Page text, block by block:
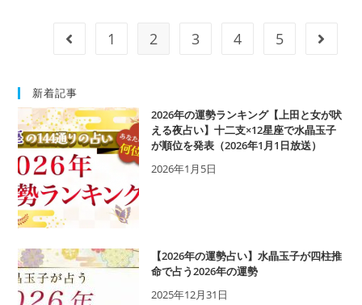
い
方
晶
玉
子
占
う
あ
た
の
前のページヘ
1 2 3 4 5 次のペ
新着記事
2026年の運勢ランキング【上田と女が吠
える夜占い】十二支×12星座で水晶玉子
が順位を発表（2026年1月1日放送）
2026年1月5日
【2026年の運勢占い】水晶玉子が四柱推
命で占う2026年の運勢
2025年12月31日